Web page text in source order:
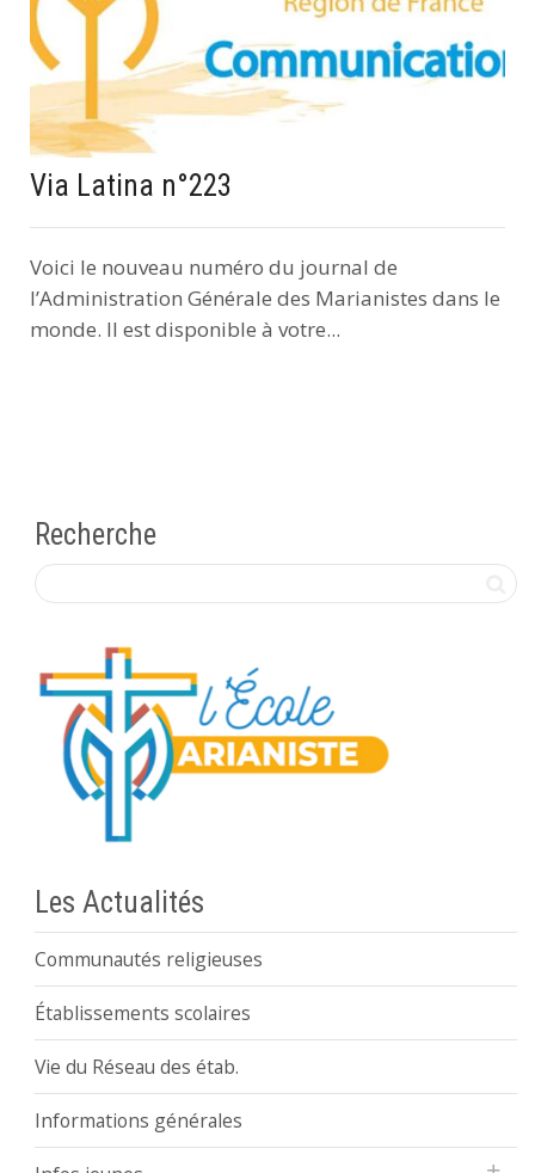
Via Latina n°223
Voici le nouveau numéro du journal de
l’Administration Générale des Marianistes dans le
monde. Il est disponible à votre...
Recherche
Les Actualités
Communautés religieuses
Établissements scolaires
Vie du Réseau des étab.
Informations générales